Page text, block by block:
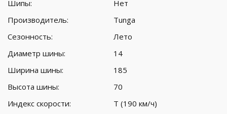
Шипы:
Нет
Производитель:
Tunga
Сезонность:
Лето
Диаметр шины:
14
Ширина шины:
185
Высота шины:
70
Индекс скорости:
T (190 км/ч)